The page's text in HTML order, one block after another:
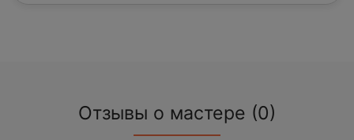
Отзывы о мастере (0)